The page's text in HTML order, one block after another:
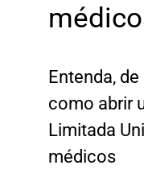
Entenda,
como abrir
Limitada
médicos